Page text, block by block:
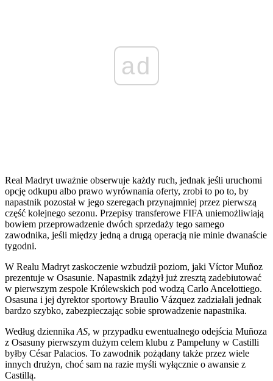
ad
Real Madryt uważnie obserwuje każdy ruch, jednak jeśli uruchomi
opcję odkupu albo prawo wyrównania oferty, zrobi to po to, by
napastnik pozostał w jego szeregach przynajmniej przez pierwszą
część kolejnego sezonu. Przepisy transferowe FIFA uniemożliwiają
bowiem przeprowadzenie dwóch sprzedaży tego samego
zawodnika, jeśli między jedną a drugą operacją nie minie dwanaście
tygodni.
W Realu Madryt zaskoczenie wzbudził poziom, jaki Víctor Muñoz
prezentuje w Osasunie. Napastnik zdążył już zresztą zadebiutować
w pierwszym zespole Królewskich pod wodzą Carlo Ancelottiego.
Osasuna i jej dyrektor sportowy Braulio Vázquez zadziałali jednak
bardzo szybko, zabezpieczając sobie sprowadzenie napastnika.
Według dziennika AS, w przypadku ewentualnego odejścia Muñoza
z Osasuny pierwszym dużym celem klubu z Pampeluny w Castilli
byłby César Palacios. To zawodnik pożądany także przez wiele
innych drużyn, choć sam na razie myśli wyłącznie o awansie z
Castillą.